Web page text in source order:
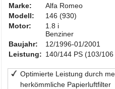
Marke:
Alfa Romeo
Modell:
146 (930)
Motor:
1.8 i
Benziner
Baujahr:
12/1996-01/2001
Leistung: 140/144 PS (103/106
Optimierte Leistung durch
herkömmliche Papierluftfilter